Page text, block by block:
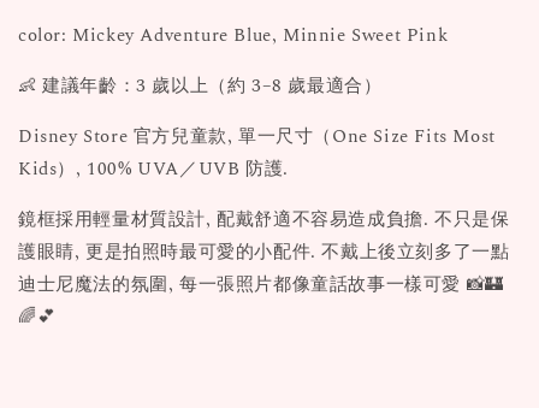
color: Mickey Adventure Blue, Minnie Sweet Pink
👶 建議年齡：3 歲以上（約 3–8 歲最適合）
Disney Store 官方兒童款, 單一尺寸（One Size Fits Most
Kids）, 100% UVA／UVB 防護.
鏡框採用輕量材質設計, 配戴舒適不容易造成負擔. 不只是保
護眼睛, 更是拍照時最可愛的小配件. 不戴上後立刻多了一點
迪士尼魔法的氛圍, 每一張照片都像童話故事一樣可愛 📸🏰
🌈💕